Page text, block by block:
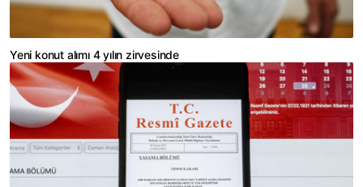
Yeni konut alımı 4 yılın zirvesinde